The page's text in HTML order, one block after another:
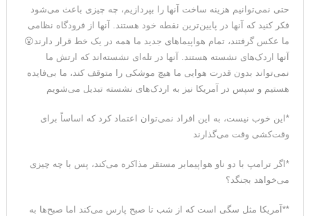
حتی نمی‌توانیم هزینه ساخت آنها را بپردازیم، چه چیزی باعث می‌شود
فکر کنید که آنها در پایین‌ترین نقطه خود هستند. آنها از فرودگاه نظامی
ما عکس گرفتند، تمام هواپیماهای جدید ما همه در یک خط قرار دارند😮
آنها اردک‌های نشسته هستند. آنها در تله‌ای نشسته‌اند که ارتش ما
نمی‌تواند بدون قدرت هوایی ما هیچ موشکی را متوقف کند، ما بی‌فایده
هستیم و سپس در آمریکا نیز به اردک‌های نشسته تبدیل می‌شویم
*این خوب نیست، به این افراد نمی‌توان اعتماد کرد که اساساً برای
وقت‌کشی وقت می‌گذارند
*اگر ترامپ با دو ناو هواپیمابر مستقر مذاکره می‌کند، پس با چه چیزی
می‌خواهد بجنگد؟
**آمریکا مثل سگی است که از شب تا صبح پارس می‌کند اما صبح‌ها به